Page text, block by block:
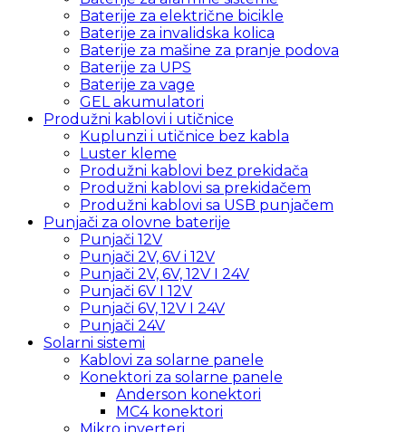
Baterije za električne bicikle
Baterije za invalidska kolica
Baterije za mašine za pranje podova
Baterije za UPS
Baterije za vage
GEL akumulatori
Produžni kablovi i utičnice
Kuplunzi i utičnice bez kabla
Luster kleme
Produžni kablovi bez prekidača
Produžni kablovi sa prekidačem
Produžni kablovi sa USB punjačem
Punjači za olovne baterije
Punjači 12V
Punjači 2V, 6V i 12V
Punjači 2V, 6V, 12V I 24V
Punjači 6V I 12V
Punjači 6V, 12V I 24V
Punjači 24V
Solarni sistemi
Kablovi za solarne panele
Konektori za solarne panele
Anderson konektori
MC4 konektori